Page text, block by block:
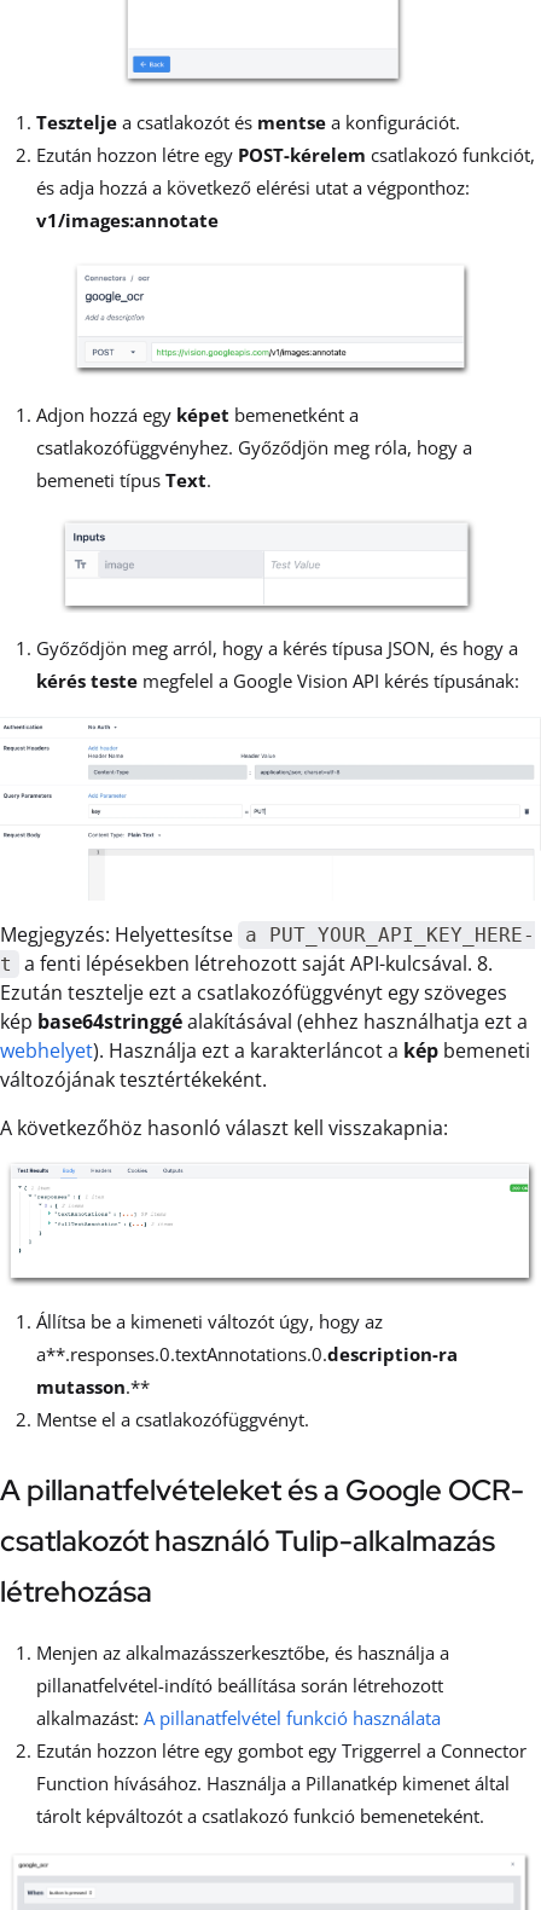
Tesztelje a csatlakozót és mentse a konfigurációt.
Ezután hozzon létre egy POST-kérelem csatlakozó funkciót,
és adja hozzá a következő elérési utat a végponthoz:
v1/images:annotate
Adjon hozzá egy képet bemenetként a
csatlakozófüggvényhez. Győződjön meg róla, hogy a
bemeneti típus Text.
Győződjön meg arról, hogy a kérés típusa JSON, és hogy a
kérés teste megfelel a Google Vision API kérés típusának:
Megjegyzés: Helyettesítse a PUT_YOUR_API_KEY_HERE-
t
a fenti lépésekben létrehozott saját API-kulcsával. 8.
Ezután tesztelje ezt a csatlakozófüggvényt egy szöveges
kép base64stringgéalakításával (ehhez használhatja ezt a
webhelyet). Használja ezt a karakterláncot a kép bemeneti
változójának tesztértékeként.
A következőhöz hasonló választ kell visszakapnia:
Állítsa be a kimeneti változót úgy, hogy az
a**.responses.0.textAnnotations.0.description-ra
mutasson.**
Mentse el a csatlakozófüggvényt.
A pillanatfelvételeket és a Google OCR-
csatlakozót használó Tulip-alkalmazás
létrehozása
Menjen az alkalmazásszerkesztőbe, és használja a
pillanatfelvétel-indító beállítása során létrehozott
alkalmazást: A pillanatfelvétel funkció használata
Ezután hozzon létre egy gombot egy Triggerrel a Connector
Function hívásához. Használja a Pillanatkép kimenet által
tárolt képváltozót a csatlakozó funkció bemeneteként.